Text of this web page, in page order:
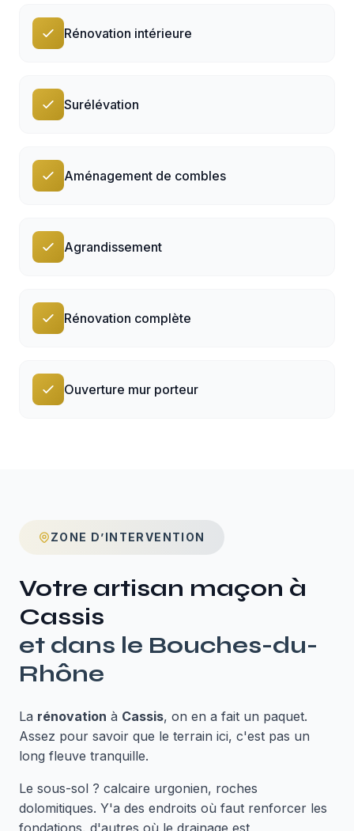
Rénovation intérieure
Surélévation
Aménagement de combles
Agrandissement
Rénovation complète
Ouverture mur porteur
ZONE D’INTERVENTION
Votre artisan maçon à
Cassis
et dans le Bouches-du-
Rhône
La rénovation à Cassis, on en a fait un paquet.
Assez pour savoir que le terrain ici, c'est pas un
long fleuve tranquille.
Le sous-sol ? calcaire urgonien, roches
dolomitiques. Y'a des endroits où faut renforcer les
fondations, d'autres où le drainage est